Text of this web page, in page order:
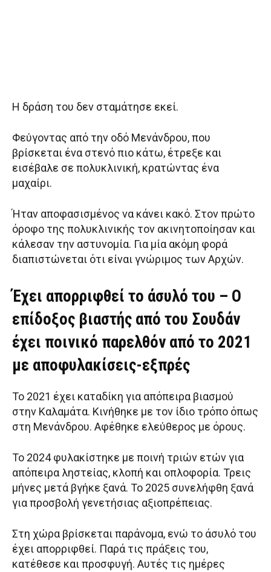
Η δράση του δεν σταμάτησε εκεί.
Φεύγοντας από την οδό Μενάνδρου, που
βρίσκεται ένα στενό πιο κάτω, έτρεξε και
εισέβαλε σε πολυκλινική, κρατώντας ένα
μαχαίρι.
Ήταν αποφασισμένος να κάνει κακό. Στον πρώτο
όροφο της πολυκλινικής τον ακινητοποίησαν και
κάλεσαν την αστυνομία. Για μία ακόμη φορά
διαπιστώνεται ότι είναι γνώριμος των Αρχών.
Έχει απορριφθεί το άσυλό του – Ο
επίδοξος βιαστής από του Σουδάν
έχει ποινικό παρελθόν από το 2021
με αποφυλακίσεις-εξπρές
Το 2021 έχει καταδίκη για απόπειρα βιασμού
στην Καλαμάτα. Κινήθηκε με τον ίδιο τρόπο όπως
στη Μενάνδρου. Αφέθηκε ελεύθερος με όρους.
Το 2024 φυλακίστηκε με ποινή τριών ετών για
απόπειρα ληστείας, κλοπή και οπλοφορία. Τρεις
μήνες μετά βγήκε ξανά. Το 2025 συνελήφθη ξανά
για προσβολή γενετήσιας αξιοπρέπειας.
Στη χώρα βρίσκεται παράνομα, ενώ το άσυλό του
έχει απορριφθεί. Παρά τις πράξεις του,
κατέθεσε και προσφυγή. Αυτές τις ημέρες